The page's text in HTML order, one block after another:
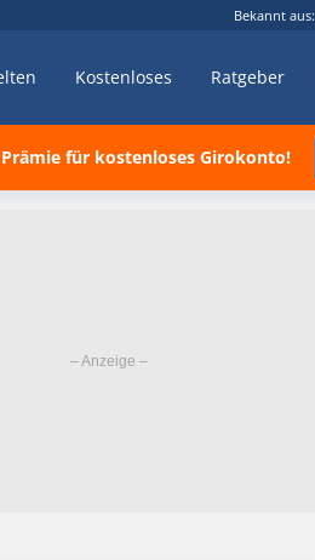
Bekannt aus:
Kostenloses Ratgeber
Prämie für kostenloses Girokonto!